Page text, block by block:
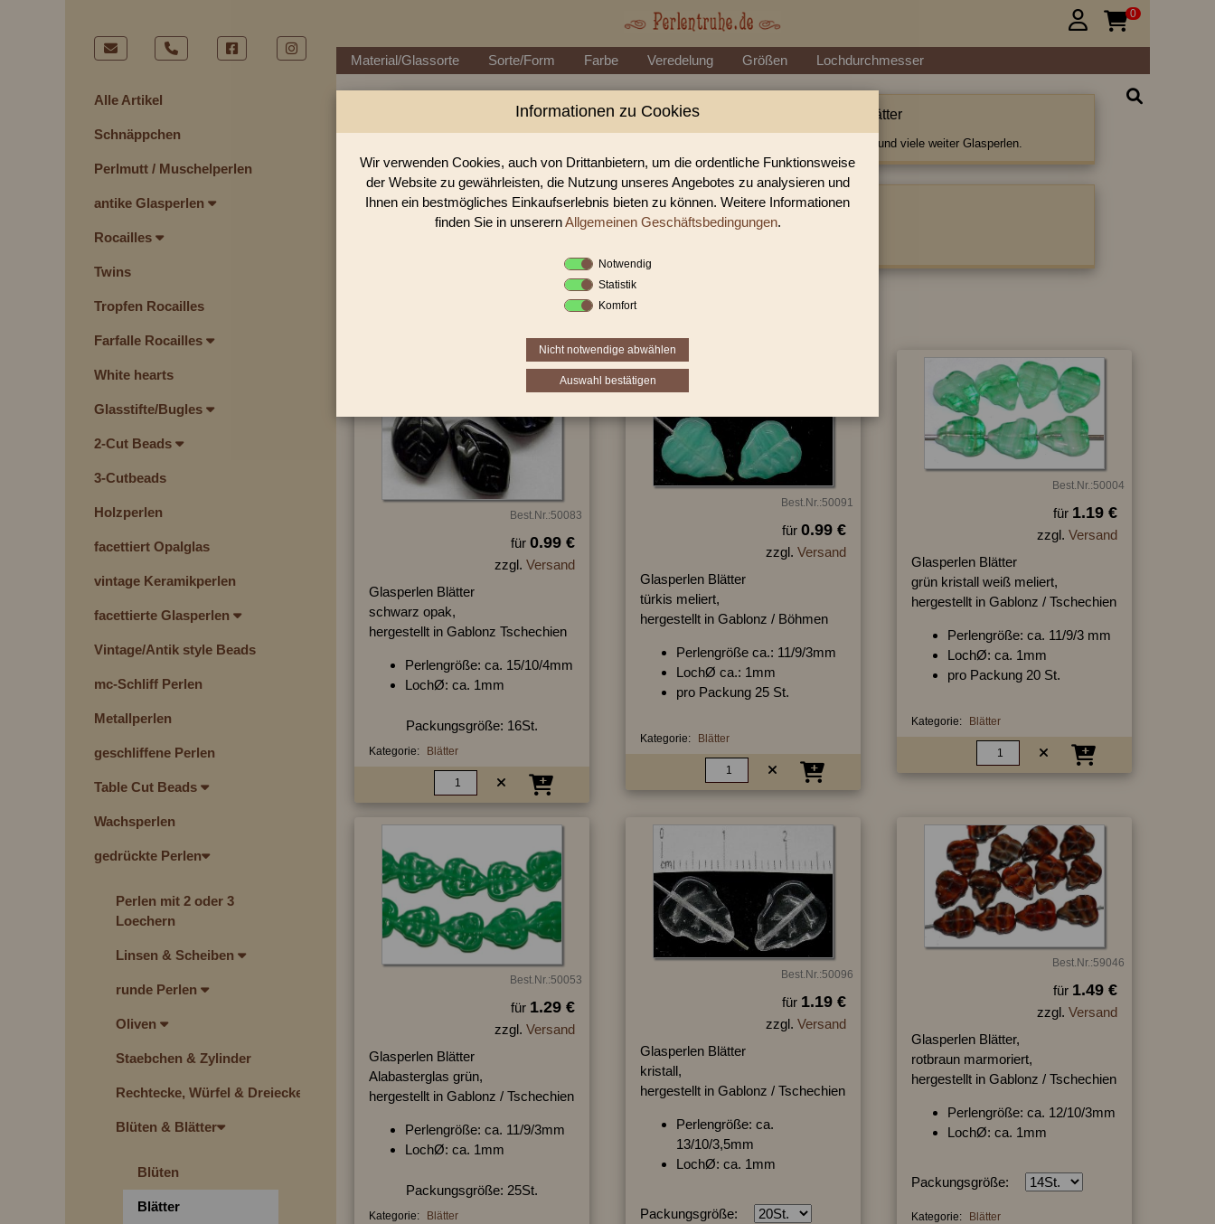
Alle Artikel
Schnäppchen
Perlmutt / Muschelperlen
antike Glasperlen
Rocailles
Twins
Tropfen Rocailles
Farfalle Rocailles
White hearts
Glasstifte/Bugles
2-Cut Beads
3-Cutbeads
Holzperlen
facettiert Opalglas
vintage Keramikperlen
facettierte Glasperlen
Vintage/Antik style Beads
mc-Schliff Perlen
Metallperlen
geschliffene Perlen
Table Cut Beads
Wachsperlen
gedrückte Perlen
Perlen mit 2 oder 3
Loechern
Linsen & Scheiben
runde Perlen
Oliven
Staebchen & Zylinder
Rechtecke, Würfel & Dreiecke
Blüten & Blätter
Blüten
Blätter
 0
Material/Glassorte Sorte/Form Farbe Veredelung Größen Lochdurchmesser
Perlen Shop für gedrückte Perlen Blüten & Blätter
In unserem Perlen Shop finden sie zahlreich gedrückte Perlen Blüten & Blätter und viele weiter Glasperlen.
Sie befinden sich in folgender Kategorie:
Blüten & Blätter
Best.Nr.:50083
für 0.99 €
zzgl. Versand
Glasperlen Blätter
schwarz opak,
hergestellt in Gablonz Tschechien
Perlengröße: ca. 15/10/4mm
LochØ: ca. 1mm
Packungsgröße: 16St.
Kategorie: Blätter
Best.Nr.:50091
für 0.99 €
zzgl. Versand
Glasperlen Blätter
türkis meliert,
hergestellt in Gablonz / Böhmen
Perlengröße ca.: 11/9/3mm
LochØ ca.: 1mm
pro Packung 25 St.
Kategorie: Blätter
Best.Nr.:50004
für 1.19 €
zzgl. Versand
Glasperlen Blätter
grün kristall weiß meliert,
hergestellt in Gablonz / Tschechien
Perlengröße: ca. 11/9/3 mm
LochØ: ca. 1mm
pro Packung 20 St.
Kategorie: Blätter
Best.Nr.:50053
für 1.29 €
zzgl. Versand
Glasperlen Blätter
Alabasterglas grün,
hergestellt in Gablonz / Tschechien
Perlengröße: ca. 11/9/3mm
LochØ: ca. 1mm
Packungsgröße: 25St.
Kategorie: Blätter
Best.Nr.:50096
für 1.19 €
zzgl. Versand
Glasperlen Blätter
kristall,
hergestellt in Gablonz / Tschechien
Perlengröße: ca.
13/10/3,5mm
LochØ: ca. 1mm
Packungsgröße:
Best.Nr.:59046
für 1.49 €
zzgl. Versand
Glasperlen Blätter,
rotbraun marmoriert,
hergestellt in Gablonz / Tschechien
Perlengröße: ca. 12/10/3mm
LochØ: ca. 1mm
Packungsgröße:
Kategorie: Blätter
Informationen zu Cookies
Wir verwenden Cookies, auch von Drittanbietern, um die ordentliche Funktionsweise
der Website zu gewährleisten, die Nutzung unseres Angebotes zu analysieren und
Ihnen ein bestmögliches Einkaufserlebnis bieten zu können. Weitere Informationen
finden Sie in unserernAllgemeinen Geschäftsbedingungen.
Notwendig
Statistik
Komfort
Nicht notwendige abwählen
Auswahl bestätigen